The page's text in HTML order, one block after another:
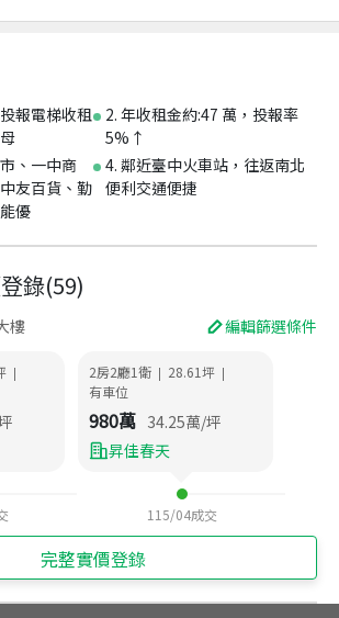
報電梯收租
2. 年收租金約:47 萬，投報率
5%↑
、一中商
友百貨、勤
優
4. 鄰近臺中火車站，往返南北
便利交通便捷
錄(59)
樓 編輯篩選條件
| 2房2廳1衛 | 28.61坪 |
有車位
980萬 34.25萬/坪
昇佳春天
115/04成交
完整實價登錄